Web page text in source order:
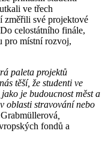
ve třech
změřili své projektové
celostátního finále,
pro místní rozvoj,
paleta projektů
těší, že studenti ve
je budoucnost měst a
oblasti stravování nebo
fondů a